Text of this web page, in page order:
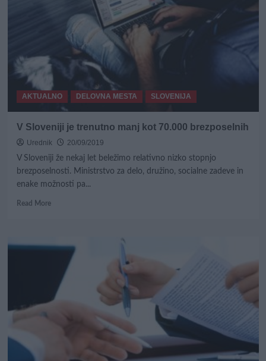
gostinec
izviren
išče
novega
sodelavca!
AKTUALNO DELOVNA MESTA SLOVENIJA
V Sloveniji je trenutno manj kot 70.000 brezposelnih
Urednik
20/09/2019
V Sloveniji že nekaj let beležimo relativno nizko stopnjo
brezposelnosti. Ministrstvo za delo, družino, socialne zadeve in
enake možnosti pa...
Read MoreRead
Sloveniji
trenutno
manj
kot
70.000